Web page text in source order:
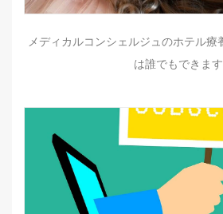
メディカルコンシェルジュのホテル療
は誰でもできます